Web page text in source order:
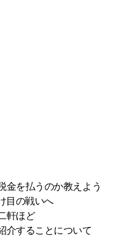
金を払うのか教えよう
目の戦いへ
軒ほど
介することについて